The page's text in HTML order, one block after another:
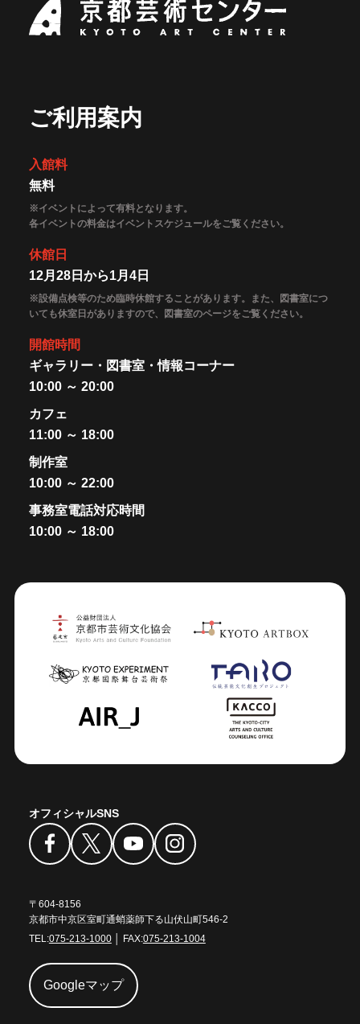
ご利用案内
入館料
無料
※イベントによって有料となります。
各イベントの料金はイベントスケジュールをご覧ください。
休館日
12月28日から1月4日
※設備点検等のため臨時休館することがあります。また、図書室につ
いても休室日がありますので、図書室のページをご覧ください。
開館時間
ギャラリー・図書室・情報コーナー
10:00 ～ 20:00
カフェ
11:00 ～ 18:00
制作室
10:00 ～ 22:00
事務室電話対応時間
10:00 ～ 18:00
オフィシャルSNS
〒604-8156
京都市中京区室町通蛸薬師下る山伏山町546-2
TEL:075-213-1000│ FAX:075-213-1004
Googleマップ